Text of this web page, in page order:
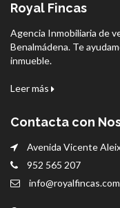
Royal Fincas
Agencia Inmobiliaria de
Benalmádena. Te
inmueble.
Leer más
Contacta con
Avenida Vicente
952 565 207
info@royalfincas.com